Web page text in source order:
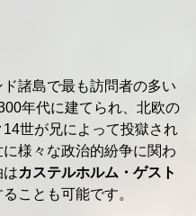
諸島で最も訪問者の多い
年代に建てられ、北欧の
世が兄によって投獄され
様々な政治的紛争に関わ
はカステルホルム・ゲスト
ことも可能です。